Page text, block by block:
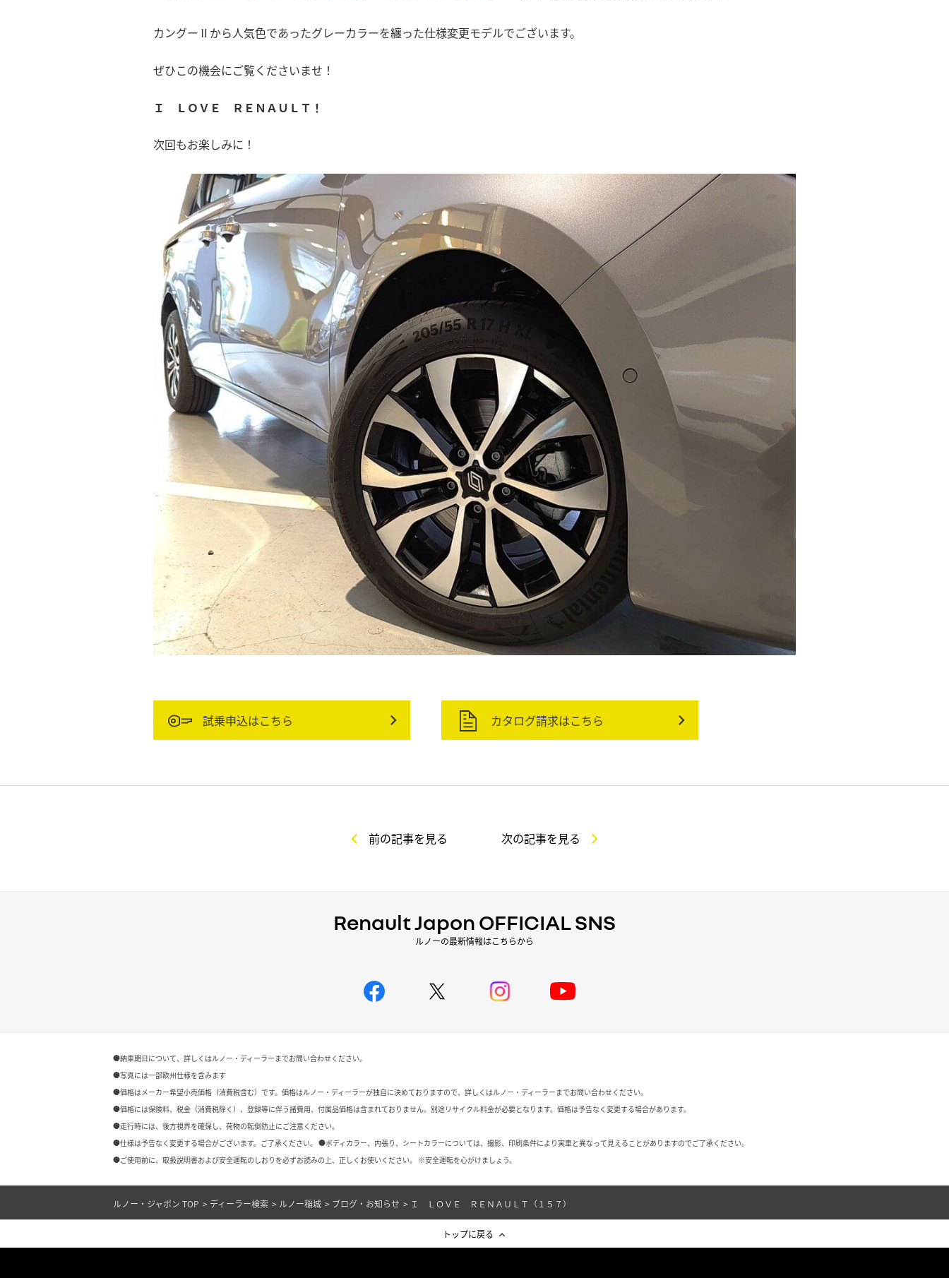
カングーⅡから人気色であったグレーカラーを纏った仕様変更モデルでございます。
ぜひこの機会にご覧くださいませ！
Ｉ ＬＯＶＥ ＲＥＮＡＵＬＴ！
次回もお楽しみに！
試乗申込はこちら カタログ請求はこちら
前の記事を見る 次の記事を見る
Renault Japon OFFICIAL SNS
ルノーの最新情報はこちらから
●納車期日について、詳しくはルノー・ディーラーまでお問い合わせください。
●写真には一部欧州仕様を含みます
●価格はメーカー希望小売価格（消費税含む）です。価格はルノー・ディーラーが独自に決めておりますので、詳しくはルノー・ディーラーまでお問い合わせください。
●価格には保険料、税金（消費税除く）、登録等に伴う諸費用、付属品価格は含まれておりません。別途リサイクル料金が必要となります。価格は予告なく変更する場合があります。
●走行時には、後方視界を確保し、荷物の転倒防止にご注意ください。
●仕様は予告なく変更する場合がございます。ご了承ください。 ●ボディカラー、内張り、シートカラーについては、撮影、印刷条件により実車と異なって見えることがありますのでご了承ください。
●ご使用前に、取扱説明書および安全運転のしおりを必ずお読みの上、正しくお使いください。 ※安全運転を心がけましょう。
ルノー・ジャポン TOP ディーラー検索 ルノー稲城 ブログ・お知らせ Ｉ ＬＯＶＥ ＲＥＮＡＵＬＴ（１５７）
トップに戻る